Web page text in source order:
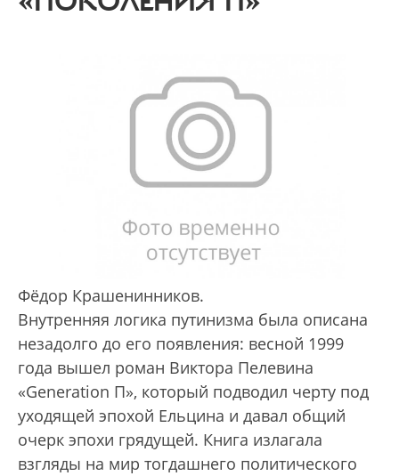
Фёдор Крашенинников.
Внутренняя логика путинизма была описана
незадолго до его появления: весной 1999
года вышел роман Виктора Пелевина
«Generation П», который подводил черту под
уходящей эпохой Ельцина и давал общий
очерк эпохи грядущей. Книга излагала
взгляды на мир тогдашнего политического